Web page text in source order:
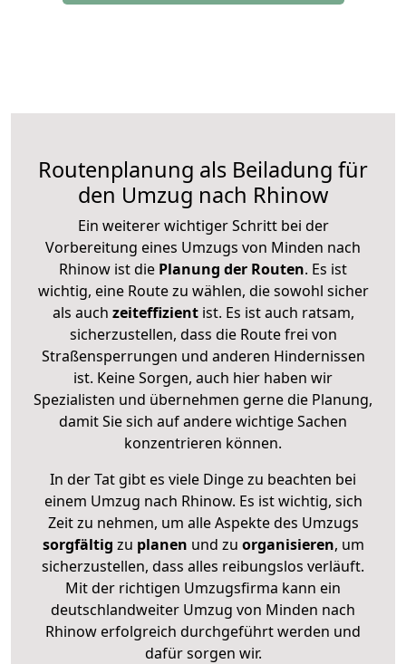
Routenplanung als Beiladung für
den Umzug nach Rhinow
Ein weiterer wichtiger Schritt bei der
Vorbereitung eines Umzugs von Minden nach
Rhinow ist die Planung der Routen. Es ist
wichtig, eine Route zu wählen, die sowohl sicher
als auch zeiteffizientist. Es ist auch ratsam,
sicherzustellen, dass die Route frei von
Straßensperrungen und anderen Hindernissen
ist. Keine Sorgen, auch hier haben wir
Spezialisten und übernehmen gerne die Planung,
damit Sie sich auf andere wichtige Sachen
konzentrieren können.
In der Tat gibt es viele Dinge zu beachten bei
einem Umzug nach Rhinow. Es ist wichtig, sich
Zeit zu nehmen, um alle Aspekte des Umzugs
sorgfältig zu planen und zu organisieren, um
sicherzustellen, dass alles reibungslos verläuft.
Mit der richtigen Umzugsfirma kann ein
deutschlandweiter Umzug von Minden nach
Rhinow erfolgreich durchgeführt werden und
dafür sorgen wir.